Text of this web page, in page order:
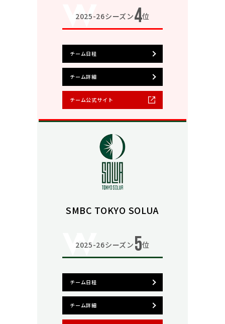
2025-26シーズン4位
チーム日程
チーム詳細
チーム公式サイト
SMBC TOKYO SOLUA
2025-26シーズン 5位
チーム日程
チーム詳細